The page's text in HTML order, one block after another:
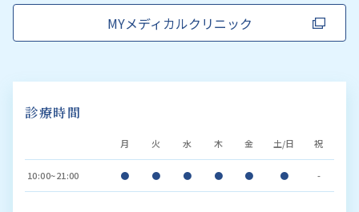
MYメディカルクリニック
診療時間
月 火 水 木 金 土/日 祝
10:00~21:00 ● ● ● ● ● ● -